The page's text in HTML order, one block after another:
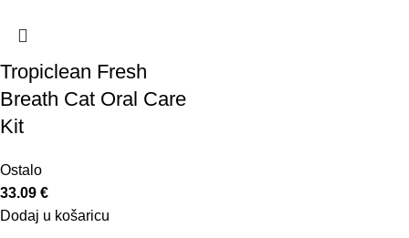
Tropiclean Fresh
Breath Cat Oral Care
Kit
Ostalo
33.09 €
Dodaj u košaricu